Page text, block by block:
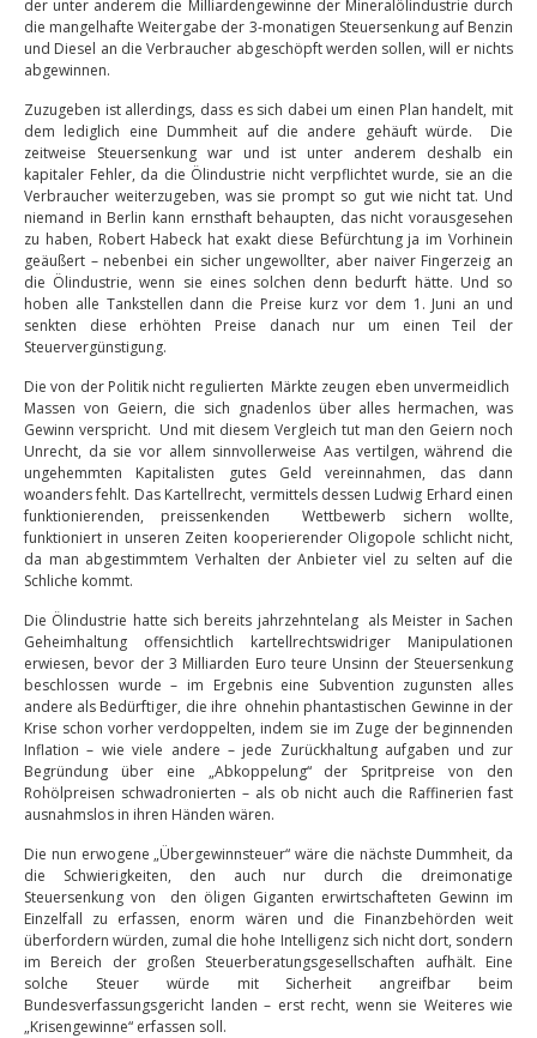
der unter anderem die Milliardengewinne der Mineralölindustrie durch
die mangelhafte Weitergabe der 3-monatigen Steuersenkung auf Benzin
und Diesel an die Verbraucher abgeschöpft werden sollen, will er nichts
abgewinnen.
Zuzugeben ist allerdings, dass es sich dabei um einen Plan handelt, mit
dem lediglich eine Dummheit auf die andere gehäuft würde. Die
zeitweise Steuersenkung war und ist unter anderem deshalb ein
kapitaler Fehler, da die Ölindustrie nicht verpflichtet wurde, sie an die
Verbraucher weiterzugeben, was sie prompt so gut wie nicht tat. Und
niemand in Berlin kann ernsthaft behaupten, das nicht vorausgesehen
zu haben, Robert Habeck hat exakt diese Befürchtung ja im Vorhinein
geäußert – nebenbei ein sicher ungewollter, aber naiver Fingerzeig an
die Ölindustrie, wenn sie eines solchen denn bedurft hätte. Und so
hoben alle Tankstellen dann die Preise kurz vor dem 1. Juni an und
senkten diese erhöhten Preise danach nur um einen Teil der
Steuervergünstigung.
Die von der Politik nicht regulierten Märkte zeugen eben unvermeidlich
Massen von Geiern, die sich gnadenlos über alles hermachen, was
Gewinn verspricht. Und mit diesem Vergleich tut man den Geiern noch
Unrecht, da sie vor allem sinnvollerweise Aas vertilgen, während die
ungehemmten Kapitalisten gutes Geld vereinnahmen, das dann
woanders fehlt. Das Kartellrecht, vermittels dessen Ludwig Erhard einen
funktionierenden, preissenkenden Wettbewerb sichern wollte,
funktioniert in unseren Zeiten kooperierender Oligopole schlicht nicht,
da man abgestimmtem Verhalten der Anbieter viel zu selten auf die
Schliche kommt.
Die Ölindustrie hatte sich bereits jahrzehntelang als Meister in Sachen
Geheimhaltung offensichtlich kartellrechtswidriger Manipulationen
erwiesen, bevor der 3 Milliarden Euro teure Unsinn der Steuersenkung
beschlossen wurde – im Ergebnis eine Subvention zugunsten alles
andere als Bedürftiger, die ihre ohnehin phantastischen Gewinne in der
Krise schon vorher verdoppelten, indem sie im Zuge der beginnenden
Inflation – wie viele andere – jede Zurückhaltung aufgaben und zur
Begründung über eine „Abkoppelung“ der Spritpreise von den
Rohölpreisen schwadronierten – als ob nicht auch die Raffinerien fast
ausnahmslos in ihren Händen wären.
Die nun erwogene „Übergewinnsteuer“ wäre die nächste Dummheit, da
die Schwierigkeiten, den auch nur durch die dreimonatige
Steuersenkung von den öligen Giganten erwirtschafteten Gewinn im
Einzelfall zu erfassen, enorm wären und die Finanzbehörden weit
überfordern würden, zumal die hohe Intelligenz sich nicht dort, sondern
im Bereich der großen Steuerberatungsgesellschaften aufhält. Eine
solche Steuer würde mit Sicherheit angreifbar beim
Bundesverfassungsgericht landen – erst recht, wenn sie Weiteres wie
„Krisengewinne“ erfassen soll.